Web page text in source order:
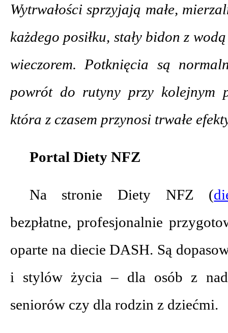
Wytrwałości sprzyjają małe,
każdego posiłku, stały bidon z
wieczorem. Potknięcia są
powrót do rutyny przy kolejnym
która z czasem przynosi trwałe
Portal Diety NFZ
Na stronie Diety NFZ (
bezpłatne, profesjonalnie
oparte na diecie DASH. Są
i stylów życia – dla osób z
seniorów czy dla rodzin z dziećmi.